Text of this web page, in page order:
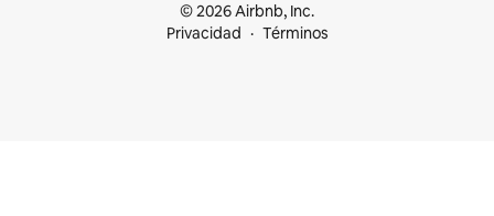
© 2026 Airbnb, Inc.
Privacidad
Términos